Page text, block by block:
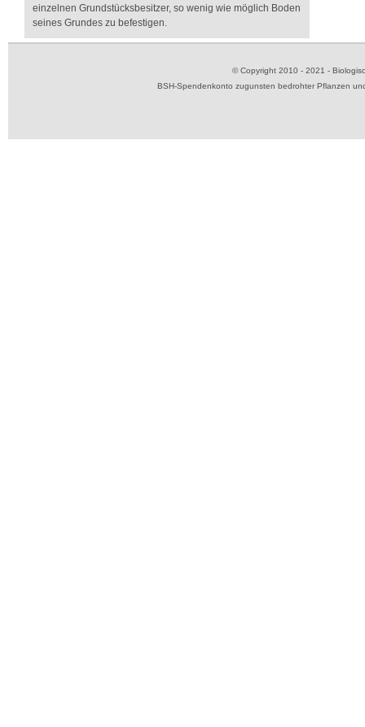
einzelnen Grundstücksbesitzer, so wenig wie möglich Boden
seines Grundes zu befestigen.
© Copyright 2010 - 2021 -
BSH-Spendenkonto zugunsten bedrohter Pflanzen